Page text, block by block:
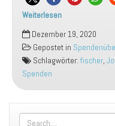
Weiterlesen
Weihnachtsspende
der
Fischer
Landmaschinen
GmbH
Dezember 19, 2020
Gepostet in
Schlagwörter: fischer,
Spenden